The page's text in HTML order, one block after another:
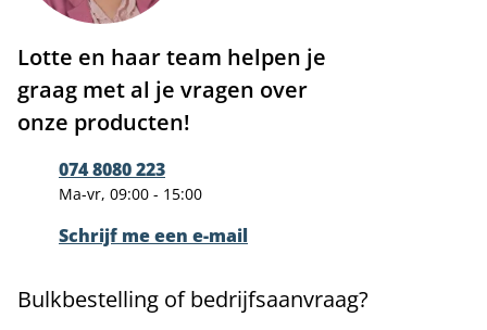
Lotte en haar team helpen je
graag met al je vragen over
onze producten!
074 8080 223
Ma-vr, 09:00 - 15:00
Schrijf me een e-mail
Bulkbestelling of bedrijfsaanvraag?